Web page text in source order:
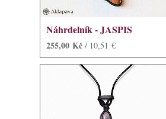
Náhrdelník - JASPIS
255,00 Kč / 10,51 €